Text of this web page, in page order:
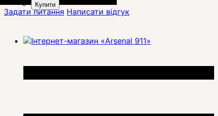
Купити
Задати питання Написати відгук